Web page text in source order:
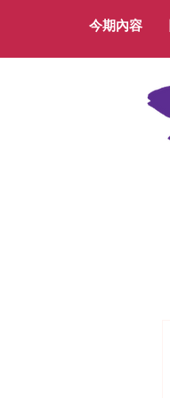
今期內容